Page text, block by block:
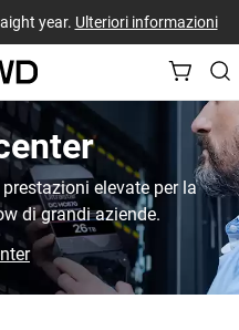
year. Ulteriori informazioni
elevate per la
di grandi aziende.